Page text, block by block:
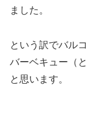
ました。
という訳でバル
バーベキュー（
と思います。